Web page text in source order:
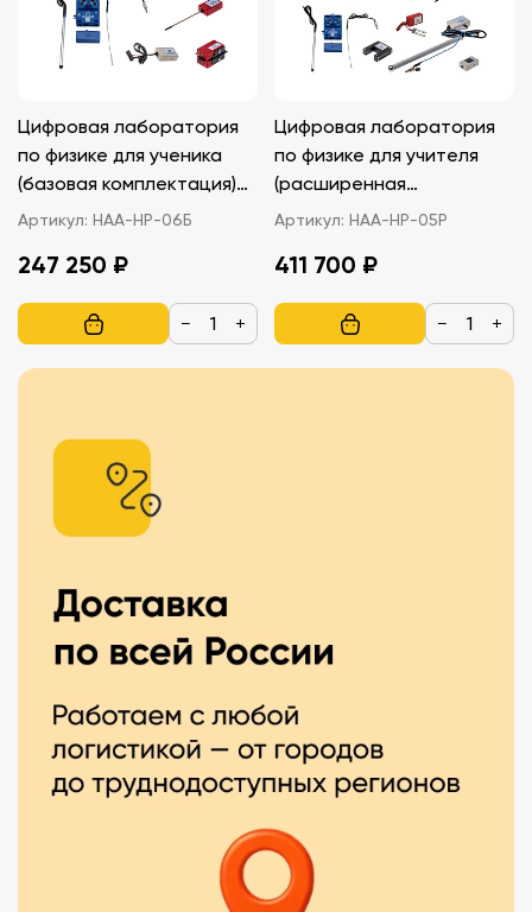
Цифровая лаборатория
по физике для ученика
(базовая комплектация)
НАУРА ПЛЮС
Артикул: НАА-НР-06Б
247 250 ₽
− +
Цифровая лаборатория
по физике для учителя
(расширенная
комплектация) НАУРА
Артикул: НАА-НР-05Р
411 700 ₽
− +